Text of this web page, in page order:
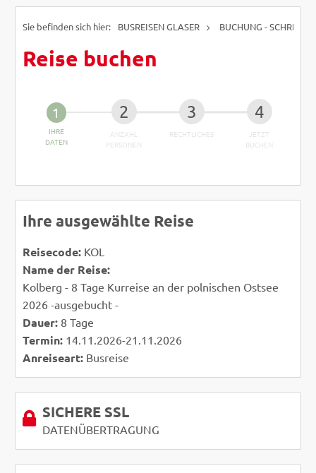
BUSREISEN GLASER BUCHUNG - SCHRITT 1
Reise buchen
IHRE
DATEN
ANZAHL
PERSONEN
RECHTLICHES
JETZT
BUCHEN
Ihre ausgewählte Reise
Reisecode: KOL
Name der Reise:
Kolberg - 8 Tage Kurreise an der polnischen Ostsee
2026 -ausgebucht -
Dauer: 8 Tage
Termin: 14.11.2026-21.11.2026
Anreiseart: Busreise
SICHERE SSL
DATENÜBERTRAGUNG